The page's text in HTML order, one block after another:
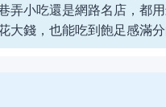
弄小吃還是網路名店，都
錢，也能吃到飽足感滿分